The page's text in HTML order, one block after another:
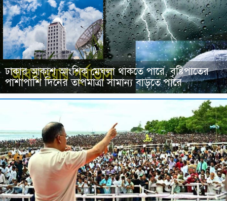
ঢাকার আকাশ আংশিক মেঘলা থাকতে পারে, বৃষ্টিপাতের
পাশাপাশি দিনের তাপমাত্রা সামান্য বাড়তে পারে